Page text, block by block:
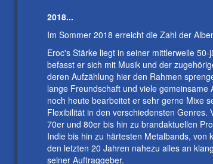
2018...
Im Sommer 2018 erreicht die Zahl der
Eroc's Stärke liegt in seiner mittlerweile
befasst er sich mit Musik und der
deren Aufzählung hier den Rahmen
lange Freundschaft und viele
noch heute bearbeitet er sehr gerne Mixe
Flexibilität in den verschiedensten
70er und 80er bis hin zu brandaktuellen
Indie bis hin zu härtesten Metalbands, von
den letzten 20 Jahren nahezu alles an
seiner Auftraggeber.